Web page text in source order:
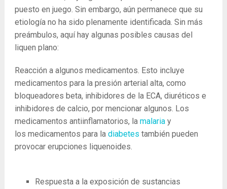
puesto en juego. Sin embargo, aún permanece que su
etiología no ha sido plenamente identificada. Sin más
preámbulos, aquí hay algunas posibles causas del
liquen plano:
Reacción a algunos medicamentos. Esto incluye
medicamentos para la presión arterial alta, como
bloqueadores beta, inhibidores de la ECA, diuréticos e
inhibidores de calcio, por mencionar algunos. Los
medicamentos antiinflamatorios, la malariay
los medicamentos para la diabetes también pueden
provocar erupciones liquenoides.
Respuesta a la exposición de sustancias